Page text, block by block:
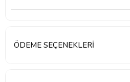
ÖDEME SEÇENEKLERI